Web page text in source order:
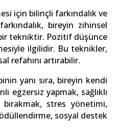
için bilinçli farkındalık ve
bireyin zihinsel
tekniktir. Pozitif düşünce
ilgilidir. Bu teknikler,
refahını artırabilir.
yanı sıra, bireyin kendi
egzersiz yapmak, sağlıklı
stres yönetimi,
sosyal destek